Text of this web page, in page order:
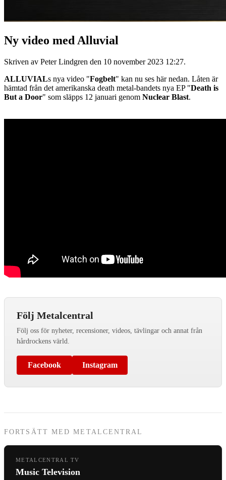
Ny video med Alluvial
Skriven av Peter Lindgren den 10 november 2023 12:27.
ALLUVIALs nya video "Fogbelt" kan nu ses här nedan. Låten är
hämtad från det amerikanska death metal-bandets nya EP "Death is
But a Door" som släpps 12 januari genom Nuclear Blast.
Följ Metalcentral
Följ oss för nyheter, recensioner, videos, tävlingar och annat från
hårdrockens värld.
Facebook Instagram
FORTSÄTT MED METALCENTRAL
METALCENTRAL TV
Music Television